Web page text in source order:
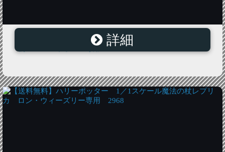
【送料無料】ハリーポッター ギミック付き光る魔法の
杖 ハーマイオニー専用 3595
詳細